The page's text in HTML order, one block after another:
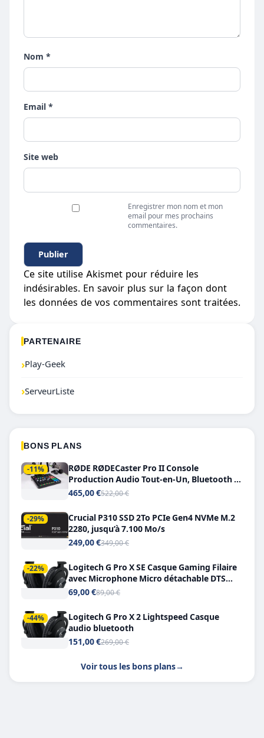
Nom *
Email *
Site web
Enregistrer mon nom et mon
email pour mes prochains
commentaires.
Ce site utilise Akismet pour réduire les
indésirables. En savoir plus sur la façon dont
les données de vos commentaires sont traitées.
PARTENAIRE
›Play-Geek
›ServeurListe
BONS PLANS
-11%
RØDE RØDECaster Pro II Console
Production Audio Tout-en-Un, Bluetooth et
Double USB-C
465,00 €522,00 €
-29%
Crucial P310 SSD 2To PCIe Gen4 NVMe M.2
2280, jusqu’à 7.100 Mo/s
249,00 €349,00 €
-22%
Logitech G Pro X SE Casque Gaming Filaire
avec Microphone Micro détachable DTS
Headphone X 7.1
69,00 €89,00 €
-44%
Logitech G Pro X 2 Lightspeed Casque
audio bluetooth
151,00 €269,00 €
Voir tous les bons plans→